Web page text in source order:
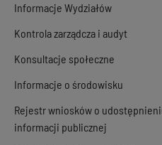
Informacje Wydziałów
Kontrola zarządcza i audyt
Konsultacje społeczne
Informacje o środowisku
Rejestr wniosków o
informacji publicznej